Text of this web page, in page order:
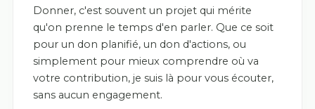
Donner, c'est souvent un projet qui mérite
qu'on prenne le temps d'en parler. Que ce soit
pour un don planifié, un don d'actions, ou
simplement pour mieux comprendre où va
votre contribution, je suis là pour vous écouter,
sans aucun engagement.